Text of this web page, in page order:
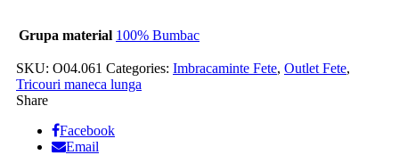
Grupa material 100% Bumbac
SKU: O04.061 Categories: Imbracaminte Fete, Outlet Fete,
Tricouri maneca lunga
Share
Facebook
Email